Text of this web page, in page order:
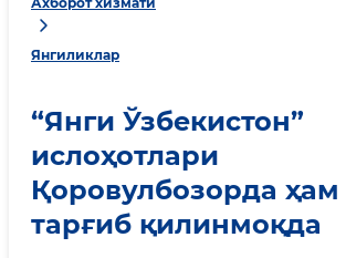
Янгиликлар
“Янги Ўзбекистон”
ислоҳотлари
Қоровулбозорда ҳам
тарғиб қилинмоқда